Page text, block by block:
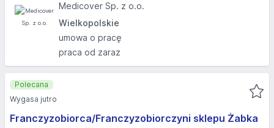
Medicover Sp. z o.o.
Wielkopolskie
umowa o pracę
praca od zaraz
Franczyzobiorca/Franczyzobiorczyni sklepu Żabka
Polecana
Wygasa jutro